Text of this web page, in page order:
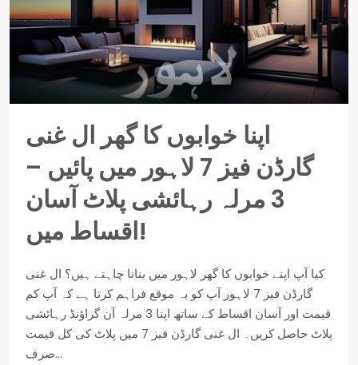
اپنا خوابوں کا گھر ال غنی
گارڈن فیز 7 لاہور میں پائیں –
3 مرلہ رہائشی پلاٹ آسان
اقساط میں!
کیا آپ اپنے خوابوں کا گھر لاہور میں بنانا چاہتے ہیں؟ ال غنی
گارڈن فیز 7 لاہور آپ کو یہ موقع فراہم کرتا ہے کہ آپ کم
قیمت اور آسان اقساط کے ساتھ اپنا 3 مرلہ آن گراؤنڈ رہائشی
پلاٹ حاصل کریں۔ ال غنی گارڈن فیز 7 میں پلاٹ کی کل قیمت
صرف...